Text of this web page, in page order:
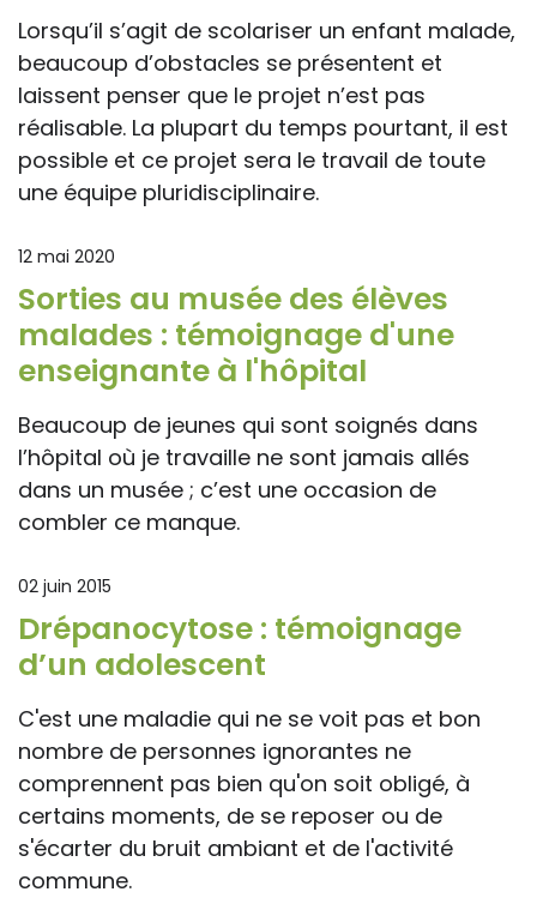
Lorsqu’il s’agit de scolariser un enfant malade,
beaucoup d’obstacles se présentent et
laissent penser que le projet n’est pas
réalisable. La plupart du temps pourtant, il est
possible et ce projet sera le travail de toute
une équipe pluridisciplinaire.
12 mai 2020
Sorties au musée des élèves
malades : témoignage d'une
enseignante à l'hôpital
Beaucoup de jeunes qui sont soignés dans
l’hôpital où je travaille ne sont jamais allés
dans un musée ; c’est une occasion de
combler ce manque.
02 juin 2015
Drépanocytose : témoignage
d’un adolescent
C'est une maladie qui ne se voit pas et bon
nombre de personnes ignorantes ne
comprennent pas bien qu'on soit obligé, à
certains moments, de se reposer ou de
s'écarter du bruit ambiant et de l'activité
commune.